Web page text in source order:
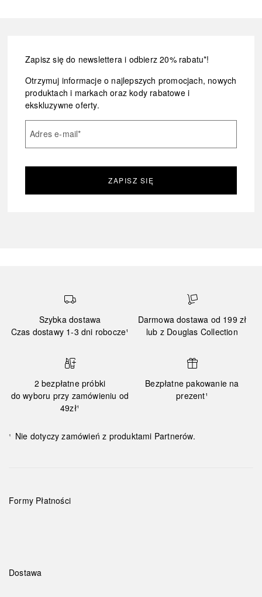
Zapisz się do newslettera i odbierz 20% rabatu*!
Otrzymuj informacje o najlepszych promocjach, nowych
produktach i markach oraz kody rabatowe i
ekskluzywne oferty.
Adres e-mail*
ZAPISZ SIĘ
Szybka dostawa
Czas dostawy 1-3 dni robocze¹
Darmowa dostawa od 199 zł
lub z Douglas Collection
2 bezpłatne próbki
do wyboru przy zamówieniu od
49zł¹
Bezpłatne pakowanie na
prezent¹
¹ Nie dotyczy zamówień z produktami Partnerów.
Formy Płatności
Dostawa